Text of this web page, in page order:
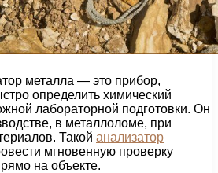
металла — это прибор,
определить химический
лабораторной подготовки. Он
в металлоломе, при
Такой анализатор
мгновенную проверку
на объекте.